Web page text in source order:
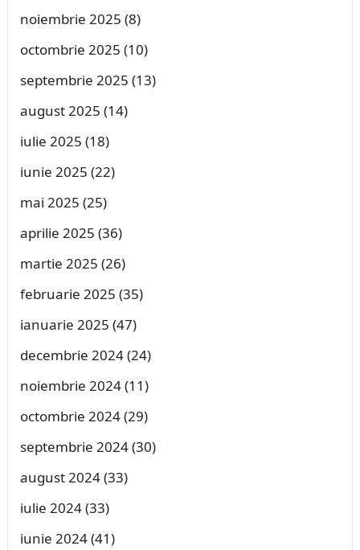
noiembrie 2025 (8)
octombrie 2025 (10)
septembrie 2025 (13)
august 2025 (14)
iulie 2025 (18)
iunie 2025 (22)
mai 2025 (25)
aprilie 2025 (36)
martie 2025 (26)
februarie 2025 (35)
ianuarie 2025 (47)
decembrie 2024(24)
noiembrie 2024(11)
octombrie 2024(29)
septembrie 2024(30)
august 2024(33)
iulie 2024(33)
iunie 2024(41)